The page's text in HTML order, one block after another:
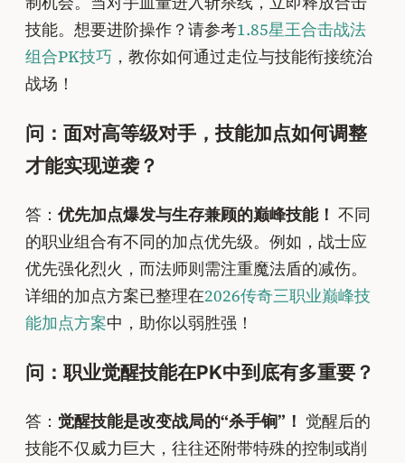
技能。想要进阶操作？请参考1.85星王合击战法
组合PK技巧 ，教你如何通过走位与技能衔接统治
战场！
问：面对高等级对手，技能加点如何调整
才能实现逆袭？
答： 优先加点爆发与生存兼顾的巅峰技能！ 不同
的职业组合有不同的加点优先级。例如，战士应
优先强化烈火，而法师则需注重魔法盾的减伤。
详细的加点方案已整理在2026传奇三职业巅峰技
能加点方案中，助你以弱胜强！
问：职业觉醒技能在PK中到底有多重要？
答： 觉醒技能是改变战局的“杀手锏”！ 觉醒后的
技能不仅威力巨大，往往还附带特殊的控制或削